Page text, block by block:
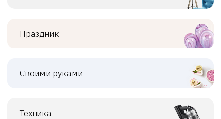
Праздник
Своими руками
Техника